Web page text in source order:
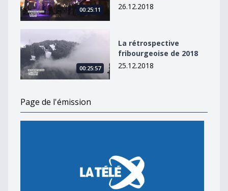
00:25:11
26.12.2018
00:25:57
La rétrospective
fribourgeoise de 2018
25.12.2018
Page de l'émission